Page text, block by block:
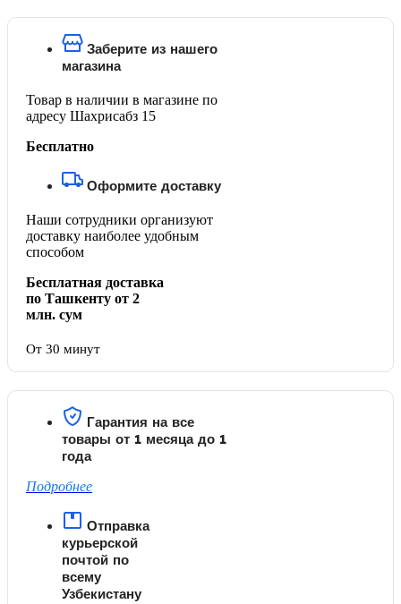
Заберите из нашего
магазина
Товар в наличии в магазине по
адресу Шахрисабз 15
Бесплатно
Оформите доставку
Наши сотрудники организуют
доставку наиболее удобным
способом
Бесплатная доставка
по Ташкенту от 2
млн. сум
От 30 минут
Гарантия на все
товары от 1 месяца до 1
года
Подробнее
Отправка
курьерской
почтой по
всему
Узбекистану